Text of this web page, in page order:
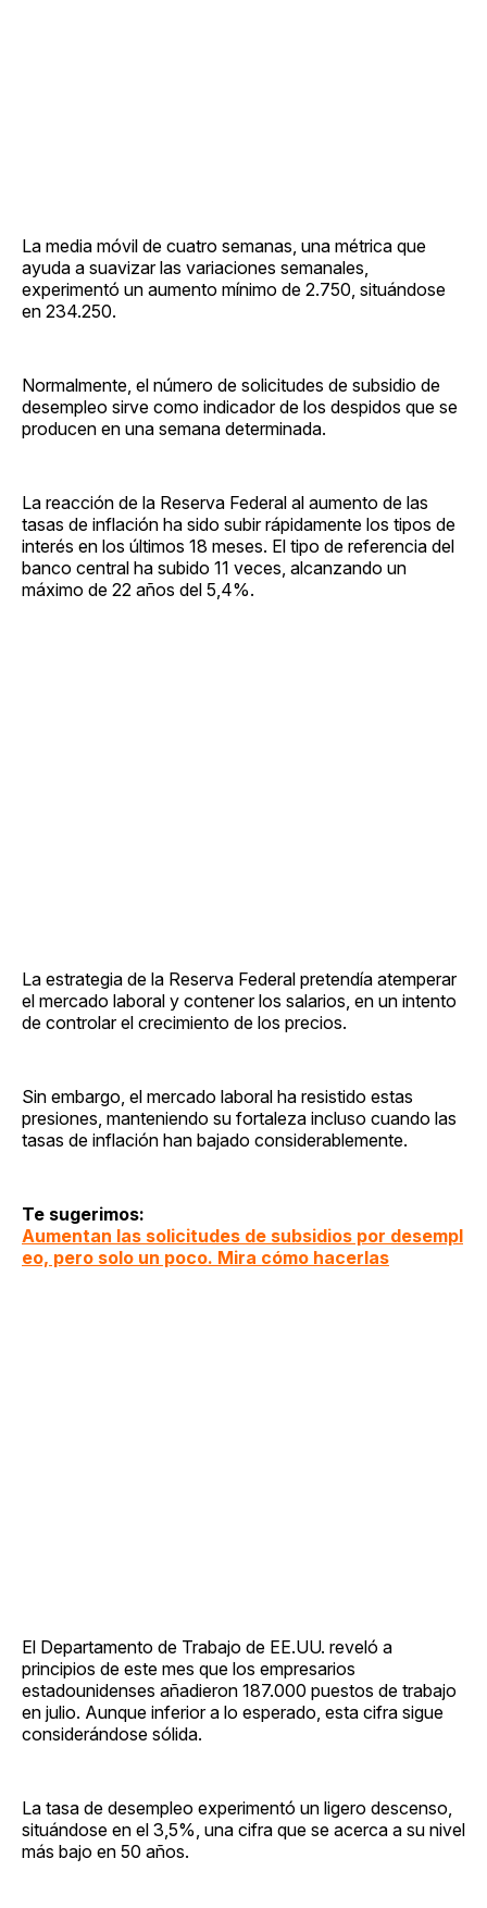
La media móvil de cuatro semanas, una métrica que
ayuda a suavizar las variaciones semanales,
experimentó un aumento mínimo de 2.750, situándose
en 234.250.
Normalmente, el número de solicitudes de subsidio de
desempleo sirve como indicador de los despidos que se
producen en una semana determinada.
La reacción de la Reserva Federal al aumento de las
tasas de inflación ha sido subir rápidamente los tipos de
interés en los últimos 18 meses. El tipo de referencia del
banco central ha subido 11 veces, alcanzando un
máximo de 22 años del 5,4%.
La estrategia de la Reserva Federal pretendía atemperar
el mercado laboral y contener los salarios, en un intento
de controlar el crecimiento de los precios.
Sin embargo, el mercado laboral ha resistido estas
presiones, manteniendo su fortaleza incluso cuando las
tasas de inflación han bajado considerablemente.
Te sugerimos:
Aumentan las solicitudes de subsidios por desempl
eo, pero solo un poco. Mira cómo hacerlas
El Departamento de Trabajo de EE.UU. reveló a
principios de este mes que los empresarios
estadounidenses añadieron 187.000 puestos de trabajo
en julio. Aunque inferior a lo esperado, esta cifra sigue
considerándose sólida.
La tasa de desempleo experimentó un ligero descenso,
situándose en el 3,5%, una cifra que se acerca a su nivel
más bajo en 50 años.